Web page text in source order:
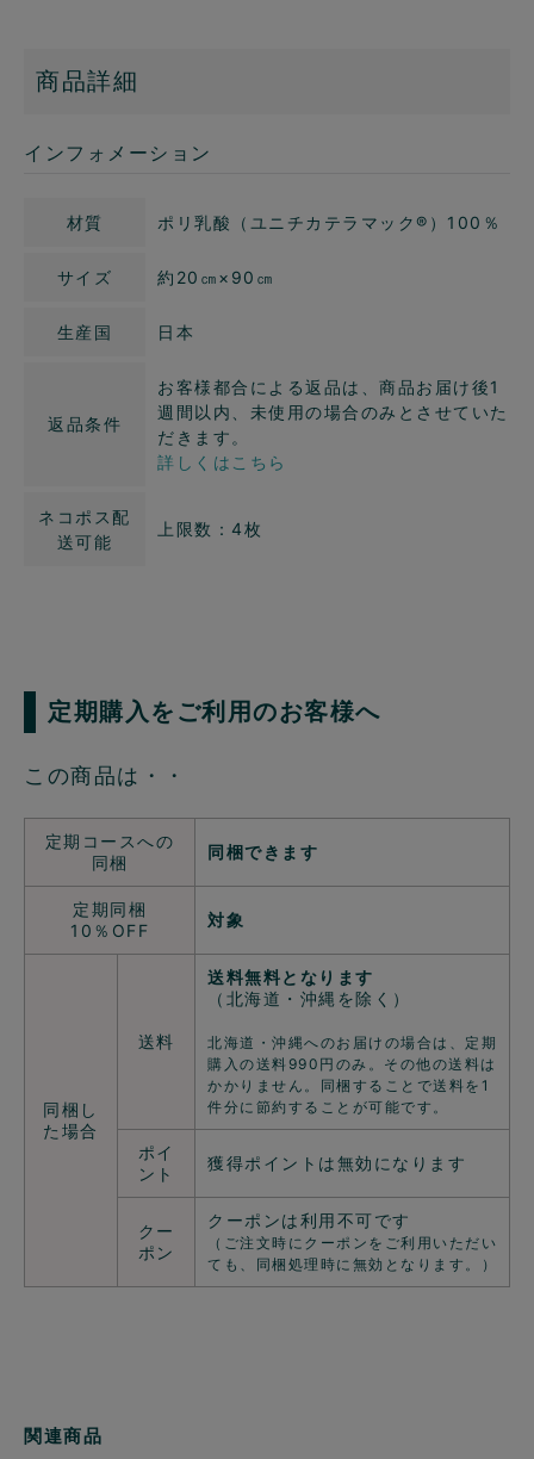
商品詳細
インフォメーション
材質 ポリ乳酸（ユニチカテラマック®）100％
サイズ 約20㎝×90㎝
生産国 日本
返品条件
お客様都合による返品は、商品お届け後1
週間以内、未使用の場合のみとさせていた
だきます。
詳しくはこちら
ネコポス配
送可能
上限数：4枚
定期購入をご利用のお客様へ
この商品は・・
定期コースへの
同梱
同梱できます
定期同梱
10％OFF
対象
同梱し
た場合
送料
送料無料となります
（北海道・沖縄を除く）
北海道・沖縄へのお届けの場合は、定期
購入の送料990円のみ。その他の送料は
かかりません。同梱することで送料を1
件分に節約することが可能です。
ポイ
ント
獲得ポイントは無効になります
クー
ポン
クーポンは利用不可です
（ご注文時にクーポンをご利用いただい
ても、同梱処理時に無効となります。）
関連商品